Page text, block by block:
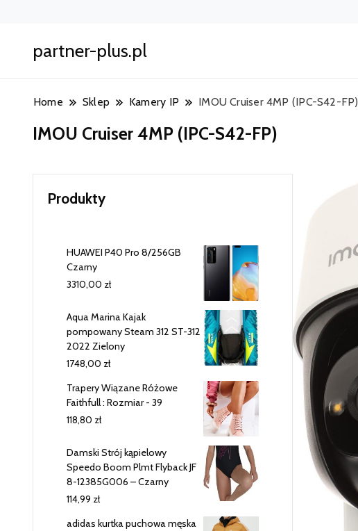
partner-plus.pl
Home Sklep Kamery IP IMOU Cruiser 4MP (IPC-S42-FP)
IMOU Cruiser 4MP (IPC-S42-FP)
Produkty
HUAWEI P40 Pro 8/256GB
Czarny
3310,00 zł
Aqua Marina Kajak
pompowany Steam 312 ST-312
2022 Zielony
1748,00 zł
Trapery Wiązane Różowe
Faithfull : Rozmiar - 39
118,80 zł
Damski Strój kąpielowy
Speedo Boom Plmt Flyback JF
8-12385G006 – Czarny
114,99 zł
adidas kurtka puchowa męska